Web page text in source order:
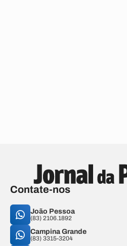
Contate-nos
João Pessoa
(83) 2106.1892
Campina Grande
(83) 3315-3204